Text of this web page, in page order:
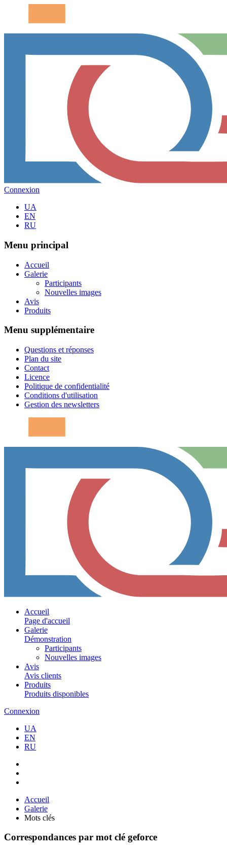
Connexion
UA
EN
RU
Menu principal
Accueil
Galerie
Participants
Nouvelles images
Avis
Produits
Menu supplémentaire
Questions et réponses
Plan du site
Contact
Licence
Politique de confidentialité
Conditions d'utilisation
Gestion des newsletters
Accueil
Page d'accueil
Galerie
Démonstration
Participants
Nouvelles images
Avis
Avis clients
Produits
Produits disponibles
Connexion
UA
EN
RU
Accueil
Galerie
Mots clés
Correspondances par mot clé geforce